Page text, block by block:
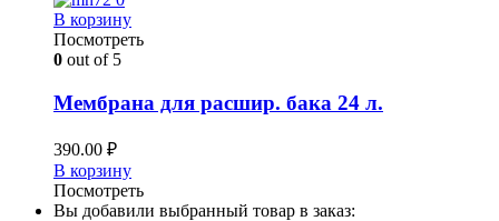
В корзину
Посмотреть
0 out of 5
Мембрана для расшир. бака 24 л.
390.00 ₽
В корзину
Посмотреть
Вы добавили выбранный товар в заказ: